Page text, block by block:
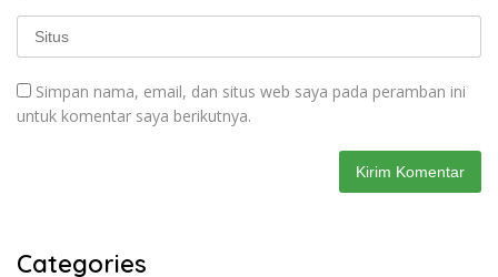
Simpan nama, email, dan situs web saya pada peramban ini
untuk komentar saya berikutnya.
Categories